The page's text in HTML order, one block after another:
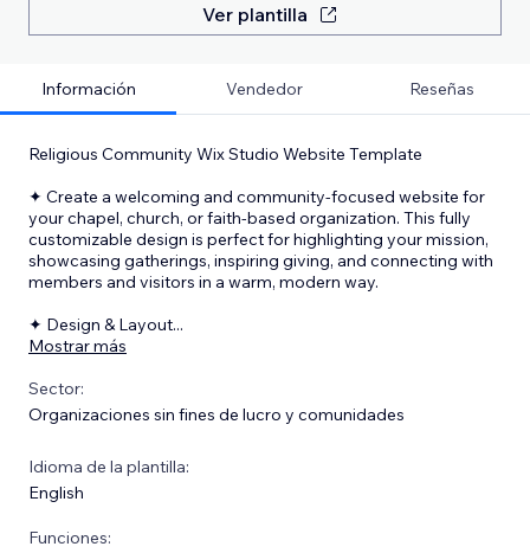
Ver plantilla
Información Vendedor Reseñas
Religious Community Wix Studio Website Template
✦ Create a welcoming and community-focused website for
your chapel, church, or faith-based organization. This fully
customizable design is perfect for highlighting your mission,
showcasing gatherings, inspiring giving, and connecting with
members and visitors in a warm, modern way.
✦ Design & Layout...
Mostrar más
Sector:
Organizaciones sin fines de lucro y comunidades
Idioma de la plantilla:
English
Funciones: